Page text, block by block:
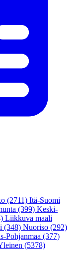
(2711) Itä-Suomi
(399) Keski-
Liikkuva maali
(348) Nuoriso (292)
Pohjanmaa (377)
(5378)